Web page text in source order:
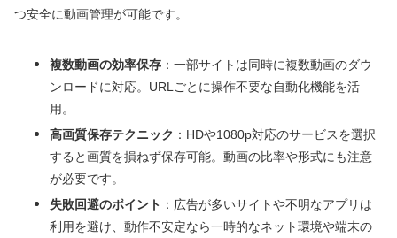
つ安全に動画管理が可能です。
複数動画の効率保存 ：一部サイトは同時に複数動画のダウ
ンロードに対応。URLごとに操作不要な自動化機能を活
用。
高画質保存テクニック ：HDや1080p対応のサービスを選択
すると画質を損ねず保存可能。動画の比率や形式にも注意
が必要です。
失敗回避のポイント ：広告が多いサイトや不明なアプリは
利用を避け、動作不安定なら一時的なネット環境や端末の